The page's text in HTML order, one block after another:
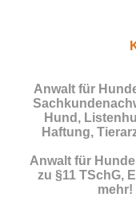
Anwalt für
Hund,
Haftung,
Anwalt für
zu §11 TSchG,
mehr!